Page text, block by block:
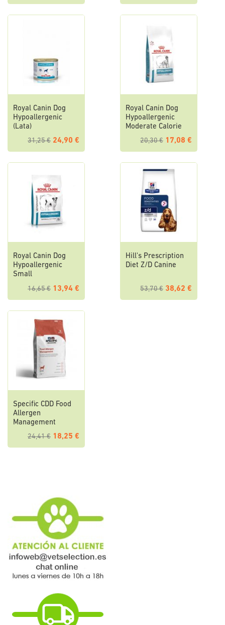
Royal Canin Dog
Hypoallergenic
(Lata)
31,25 € 24,90 €
Royal Canin Dog
Hypoallergenic
Moderate Calorie
20,30 € 17,08 €
Royal Canin Dog
Hypoallergenic
Small
16,65 € 13,94 €
Hill's Prescription
Diet Z/D Canine
53,70 € 38,62 €
Specific CDD Food
Allergen
Management
24,41 € 18,25 €